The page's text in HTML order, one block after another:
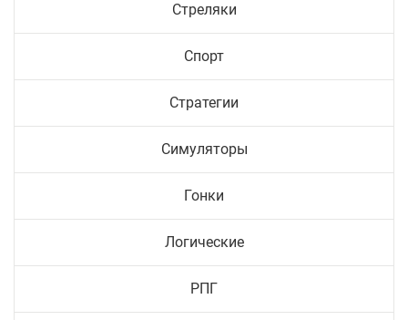
Стреляки
Спорт
Стратегии
Симуляторы
Гонки
Логические
РПГ